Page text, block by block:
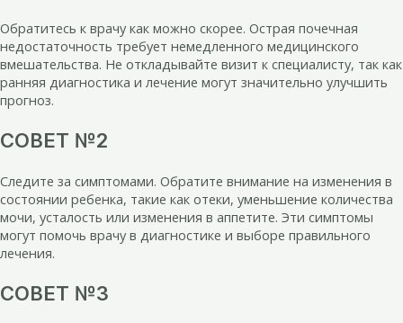
Обратитесь к врачу как можно скорее. Острая почечная
недостаточность требует немедленного медицинского
вмешательства. Не откладывайте визит к специалисту, так как
ранняя диагностика и лечение могут значительно улучшить
прогноз.
СОВЕТ №2
Следите за симптомами. Обратите внимание на изменения в
состоянии ребенка, такие как отеки, уменьшение количества
мочи, усталость или изменения в аппетите. Эти симптомы
могут помочь врачу в диагностике и выборе правильного
лечения.
СОВЕТ №3